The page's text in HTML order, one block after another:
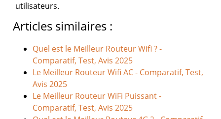
utilisateurs.
Articles similaires :
Quel est le Meilleur Routeur Wifi ? -
Comparatif, Test, Avis 2025
Le Meilleur Routeur Wifi AC - Comparatif, Test,
Avis 2025
Le Meilleur Routeur WiFi Puissant -
Comparatif, Test, Avis 2025